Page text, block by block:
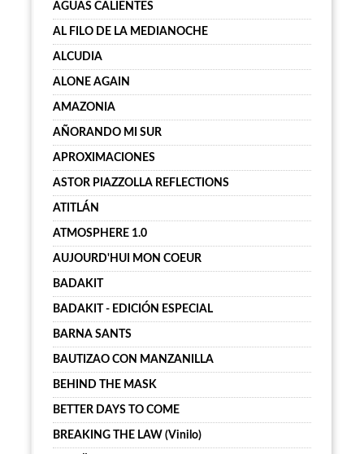
AGUAS CALIENTES
AL FILO DE LA MEDIANOCHE
ALCUDIA
ALONE AGAIN
AMAZONIA
AÑORANDO MI SUR
APROXIMACIONES
ASTOR PIAZZOLLA REFLECTIONS
ATITLÁN
ATMOSPHERE 1.0
AUJOURD'HUI MON COEUR
BADAKIT
BADAKIT - EDICIÓN ESPECIAL
BARNA SANTS
BAUTIZAO CON MANZANILLA
BEHIND THE MASK
BETTER DAYS TO COME
BREAKING THE LAW (Vinilo)